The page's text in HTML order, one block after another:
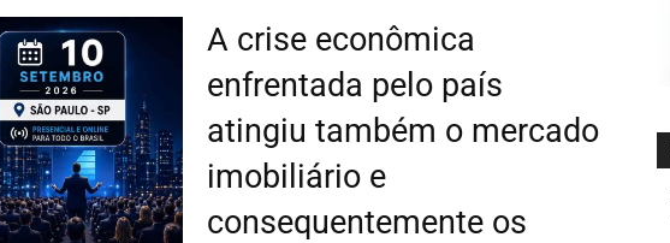
A crise econômica
enfrentada pelo país
atingiu também o mercado
imobiliário e
consequentemente os